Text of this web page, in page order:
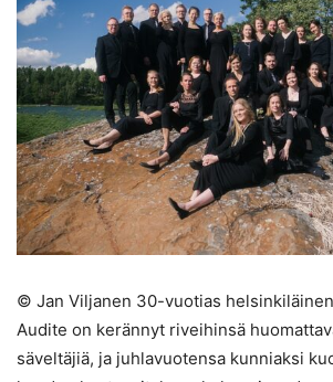
© Jan Viljanen 30-vuotias
Audite on kerännyt riveihinsä
säveltäjiä, ja juhlavuotensa kunniaksi